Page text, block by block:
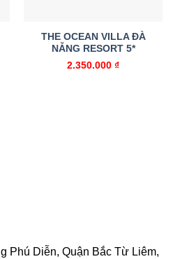
THE OCEAN VILLA ĐÀ
NẴNG RESORT 5*
2.350.000 ₫
Phú Diễn, Quận Bắc Từ Liêm,